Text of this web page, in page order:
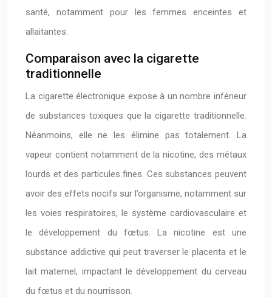
santé, notamment pour les femmes enceintes et
allaitantes.
Comparaison avec la cigarette
traditionnelle
La cigarette électronique expose à un nombre inférieur
de substances toxiques que la cigarette traditionnelle.
Néanmoins, elle ne les élimine pas totalement. La
vapeur contient notamment de la nicotine, des métaux
lourds et des particules fines. Ces substances peuvent
avoir des effets nocifs sur l’organisme, notamment sur
les voies respiratoires, le système cardiovasculaire et
le développement du fœtus. La nicotine est une
substance addictive qui peut traverser le placenta et le
lait maternel, impactant le développement du cerveau
du fœtus et du nourrisson.